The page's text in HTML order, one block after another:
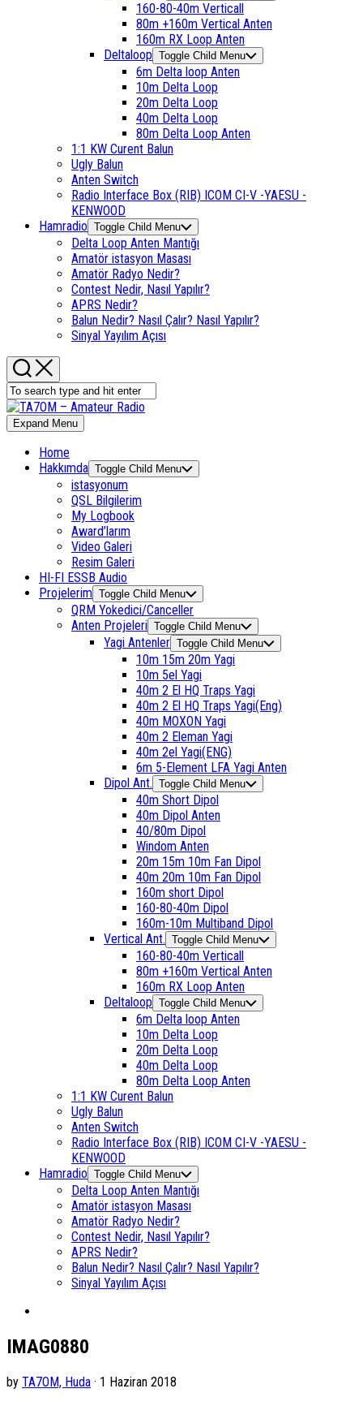
160-80-40m Verticall
80m +160m Vertical Anten
160m RX Loop Anten
Deltaloop Toggle Child Menu
6m Delta loop Anten
10m Delta Loop
20m Delta Loop
40m Delta Loop
80m Delta Loop Anten
1:1 KW Curent Balun
Ugly Balun
Anten Switch
Radio Interface Box (RIB) ICOM CI-V -YAESU -
KENWOOD
Hamradio Toggle Child Menu
Delta Loop Anten Mantığı
Amatör istasyon Masası
Amatör Radyo Nedir?
Contest Nedir, Nasıl Yapılır?
APRS Nedir?
Balun Nedir? Nasıl Çalır? Nasıl Yapılır?
Sinyal Yayılım Açısı
Expand Menu
Home
Hakkımda Toggle Child Menu
istasyonum
QSL Bilgilerim
My Logbook
Award’larım
Video Galeri
Resim Galeri
HI-FI ESSB Audio
Projelerim Toggle Child Menu
QRM Yokedici/Canceller
Anten Projeleri Toggle Child Menu
Yagi Antenler Toggle Child Menu
10m 15m 20m Yagi
10m 5el Yagi
40m 2 El HQ Traps Yagi
40m 2 El HQ Traps Yagi(Eng)
40m MOXON Yagi
40m 2 Eleman Yagi
40m 2el Yagi(ENG)
6m 5-Element LFA Yagi Anten
Dipol Ant. Toggle Child Menu
40m Short Dipol
40m Dipol Anten
40/80m Dipol
Windom Anten
20m 15m 10m Fan Dipol
40m 20m 10m Fan Dipol
160m short Dipol
160-80-40m Dipol
160m-10m Multiband Dipol
Vertical Ant. Toggle Child Menu
160-80-40m Verticall
80m +160m Vertical Anten
160m RX Loop Anten
Deltaloop Toggle Child Menu
6m Delta loop Anten
10m Delta Loop
20m Delta Loop
40m Delta Loop
80m Delta Loop Anten
1:1 KW Curent Balun
Ugly Balun
Anten Switch
Radio Interface Box (RIB) ICOM CI-V -YAESU -
KENWOOD
Hamradio Toggle Child Menu
Delta Loop Anten Mantığı
Amatör istasyon Masası
Amatör Radyo Nedir?
Contest Nedir, Nasıl Yapılır?
APRS Nedir?
Balun Nedir? Nasıl Çalır? Nasıl Yapılır?
Sinyal Yayılım Açısı
IMAG0880
by TA7OM, Huda · 1 Haziran 2018